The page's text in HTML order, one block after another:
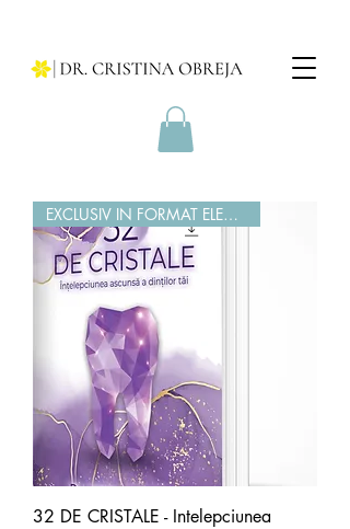
EXCLUSIV IN FORMAT ELECTRONIC
32 DE CRISTALE - Intelepciunea